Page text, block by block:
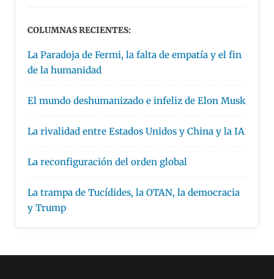
COLUMNAS RECIENTES:
La Paradoja de Fermi, la falta de empatía y el fin
de la humanidad
El mundo deshumanizado e infeliz de Elon Musk
La rivalidad entre Estados Unidos y China y la IA
La reconfiguración del orden global
La trampa de Tucídides, la OTAN, la democracia
y Trump